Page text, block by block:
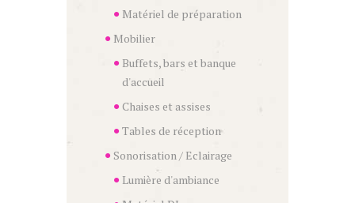
Matériel de préparation
Mobilier
Buffets, bars et banque
d'accueil
Chaises et assises
Tables de réception
Sonorisation / Eclairage
Lumière d'ambiance